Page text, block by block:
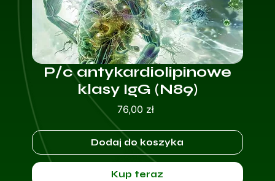
P/c antykardiolipinowe
klasy IgG (N89)
76,00 złCena
Dodaj do koszyka
Kup teraz